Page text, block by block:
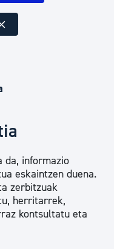
da, informazio
eskaintzen duena.
zerbitzuak
herritarrek,
kontsultatu eta